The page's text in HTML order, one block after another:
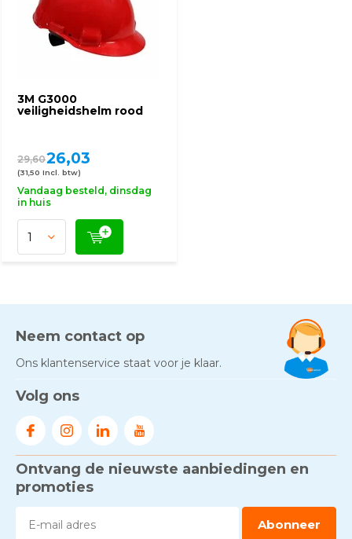
3M G3000
veiligheidshelm rood
29,6026,03
(31,50 Incl. btw)
Vandaag besteld, dinsdag
in huis
Neem contact op
Ons klantenservice staat voor je klaar.
Volg ons
Ontvang de nieuwste aanbiedingen en
promoties
Abonneer